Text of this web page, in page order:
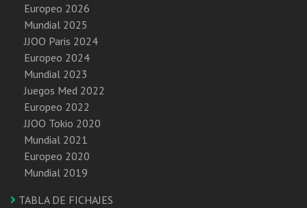
Europeo 2026
Mundial 2025
JJOO Paris 2024
Europeo 2024
Mundial 2023
Juegos Med 2022
Europeo 2022
JJOO Tokio 2020
Mundial 2021
Europeo 2020
Mundial 2019
TABLA DE FICHAJES